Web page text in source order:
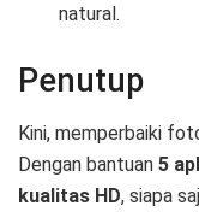
natural.
Penutup
Kini, memperbaiki
Dengan bantuan 5
kualitas HD, siapa